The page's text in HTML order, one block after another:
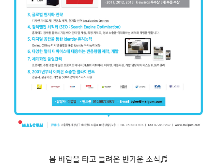
봄 바람을 타고 들려온 반가운 소식♬